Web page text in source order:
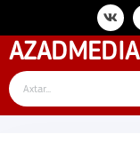
AZADMEDIA